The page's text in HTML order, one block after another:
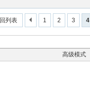
1 2 3 4
列表
高级模式